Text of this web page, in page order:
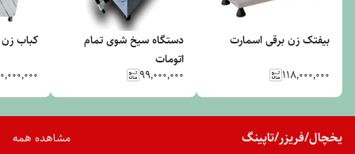
بیفتک زن برقی اسمارت
۱۱۸٬۰۰۰٬۰۰۰
دستگاه سیخ شوی تمام
اتومات
۹۹٬۰۰۰٬۰۰۰
کباب
یخچال/فریزر/تاپینگ مشاهده همه